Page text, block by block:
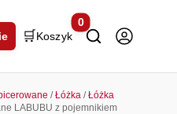
🛒 Koszyk
0
/Łóżka/Łóżka
LABUBU z pojemnikiem